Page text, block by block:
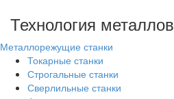
Технология металлов
Металлорежущие станки
Токарные станки
Строгальные станки
Сверлильные станки